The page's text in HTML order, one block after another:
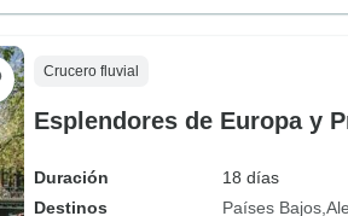
Crucero fluvial
Esplendores de Europa y
Duración
18 días
Destinos
Países Bajos